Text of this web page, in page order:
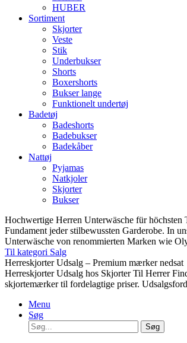
HUBER
Sortiment
Skjorter
Veste
Stik
Underbukser
Shorts
Boxershorts
Bukser lange
Funktionelt undertøj
Badetøj
Badeshorts
Badebukser
Badekåber
Nattøj
Pyjamas
Natkjoler
Skjorter
Bukser
Hochwertige Herren Unterwäsche für
Fundament jeder stilbewussten Garderobe. In
Unterwäsche von renommierten Marken wie
Til kategori Salg
Herreskjorter Udsalg – Premium mærker nedsat
Herreskjorter Udsalg hos Skjorter Til Herrer
skjortemærker til fordelagtige priser.
Menu
Søg
Søg